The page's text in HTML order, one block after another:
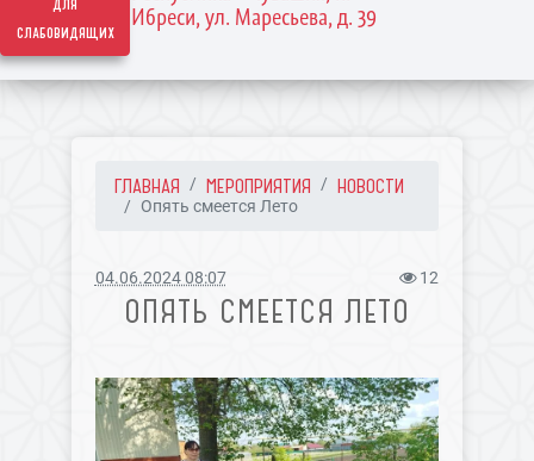
для
слабовидящих
Ибреси, ул. Маресьева, д. 39
ГЛАВНАЯ МЕРОПРИЯТИЯ НОВОСТИ
Опять смеется Лето
04.06.2024 08:07 12
ОПЯТЬ СМЕЕТСЯ ЛЕТО